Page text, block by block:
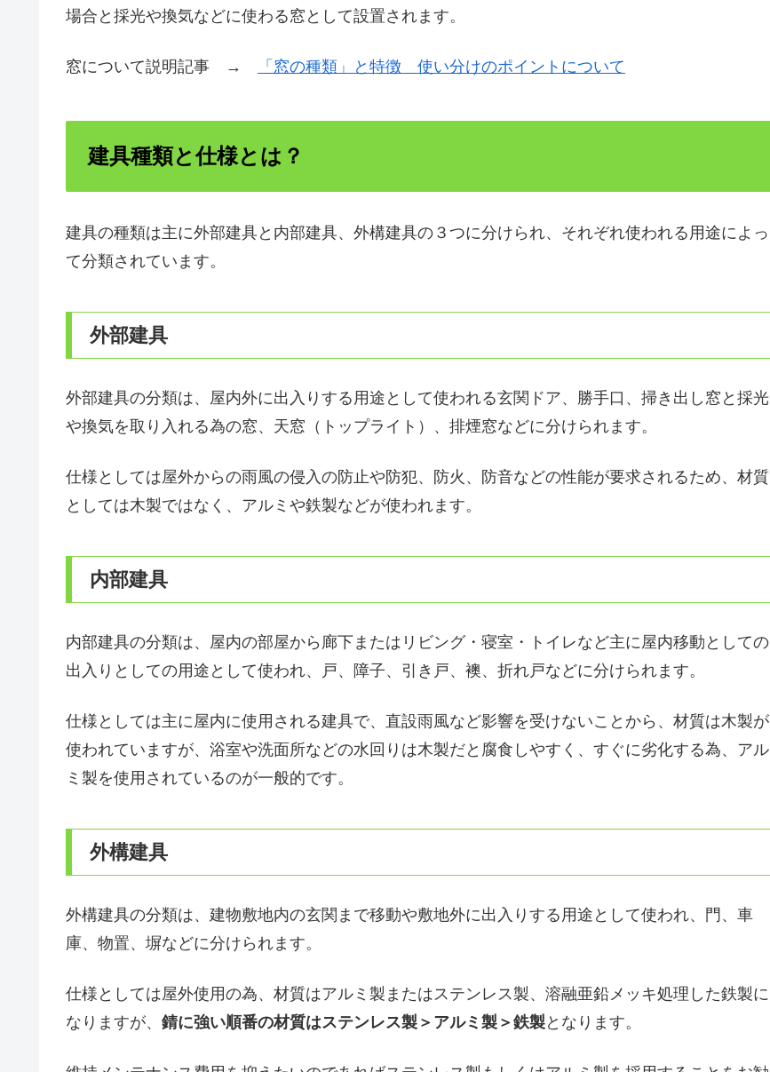
場合と採光や換気などに使わる窓として設置されます。
窓について説明記事 → 「窓の種類」と特徴 使い分けのポイントについて
建具種類と仕様とは？
建具の種類は主に外部建具と内部建具、外構建具の３つに分けられ、それぞれ使われる用途によっ
て分類されています。
外部建具
外部建具の分類は、屋内外に出入りする用途として使われる玄関ドア、勝手口、掃き出し窓と採光
や換気を取り入れる為の窓、天窓（トップライト）、排煙窓などに分けられます。
仕様としては屋外からの雨風の侵入の防止や防犯、防火、防音などの性能が要求されるため、材質
としては木製ではなく、アルミや鉄製などが使われます。
内部建具
内部建具の分類は、屋内の部屋から廊下またはリビング・寝室・トイレなど主に屋内移動としての
出入りとしての用途として使われ、戸、障子、引き戸、襖、折れ戸などに分けられます。
仕様としては主に屋内に使用される建具で、直設雨風など影響を受けないことから、材質は木製が
使われていますが、浴室や洗面所などの水回りは木製だと腐食しやすく、すぐに劣化する為、アル
ミ製を使用されているのが一般的です。
外構建具
外構建具の分類は、建物敷地内の玄関まで移動や敷地外に出入りする用途として使われ、門、車
庫、物置、塀などに分けられます。
仕様としては屋外使用の為、材質はアルミ製またはステンレス製、溶融亜鉛メッキ処理した鉄製に
なりますが、 錆に強い順番の材質はステンレス製＞アルミ製＞鉄製となります。